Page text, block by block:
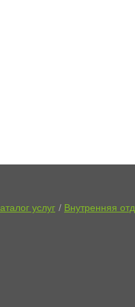
услуг Внутренняя